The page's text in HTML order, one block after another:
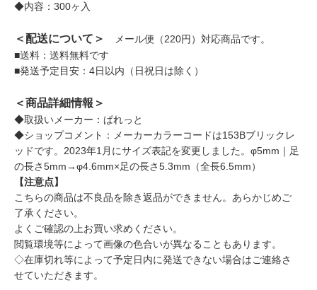
◆内容：300ヶ入
＜配送について＞
メール便（220円）対応商品です。
■送料：送料無料です
■発送予定目安：4日以内（日祝日は除く）
＜商品詳細情報＞
◆取扱いメーカー：ぱれっと
◆ショップコメント：メーカーカラーコードは153Bブリックレ
ッドです。2023年1月にサイズ表記を変更しました。φ5mm｜足
の長さ5mm→φ4.6mm×足の長さ5.3mm（全長6.5mm）
【注意点】
こちらの商品は不良品を除き返品ができません。あらかじめご
了承ください。
よくご確認の上お買い求めください。
閲覧環境等によって画像の色合いが異なることもあります。
◇在庫切れ等によって予定日内に発送できない場合はご連絡さ
せていただきます。